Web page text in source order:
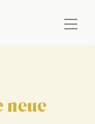
neue